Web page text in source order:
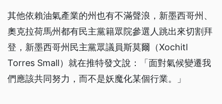
其他依賴油氣產業的州也有不滿聲浪，新墨西哥州、
奧克拉荷馬州都有民主黨籍眾院參選人跳出來切割拜
登，新墨西哥州民主黨眾議員斯莫爾（Xochitl
Torres Small）就在推特發文說：「面對氣候變遷我
們應該共同努力，而不是妖魔化某個行業。」